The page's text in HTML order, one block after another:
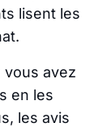
lisent les
vous avez
en les
les avis